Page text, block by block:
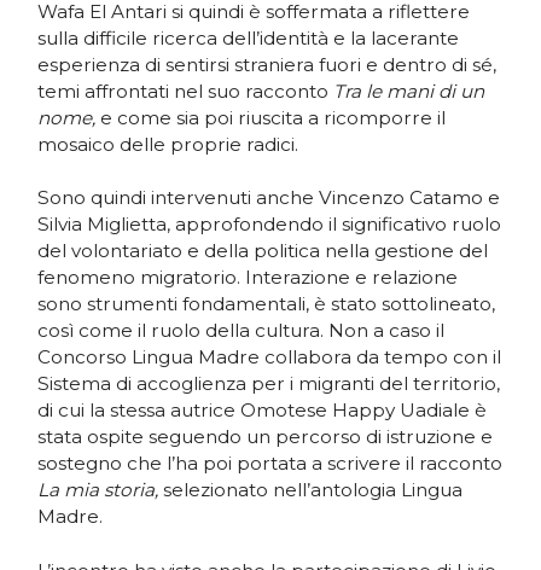
Wafa El Antari si quindi è soffermata a riflettere
sulla difficile ricerca dell’identità e la lacerante
esperienza di sentirsi straniera fuori e dentro di sé,
temi affrontati nel suo racconto Tra le mani di un
nome, e come sia poi riuscita a ricomporre il
mosaico delle proprie radici.
Sono quindi intervenuti anche Vincenzo Catamo e
Silvia Miglietta, approfondendo il significativo ruolo
del volontariato e della politica nella gestione del
fenomeno migratorio. Interazione e relazione
sono strumenti fondamentali, è stato sottolineato,
così come il ruolo della cultura. Non a caso il
Concorso Lingua Madre collabora da tempo con il
Sistema di accoglienza per i migranti del territorio,
di cui la stessa autrice Omotese Happy Uadiale è
stata ospite seguendo un percorso di istruzione e
sostegno che l’ha poi portata a scrivere il racconto
La mia storia, selezionato nell’antologia Lingua
Madre.